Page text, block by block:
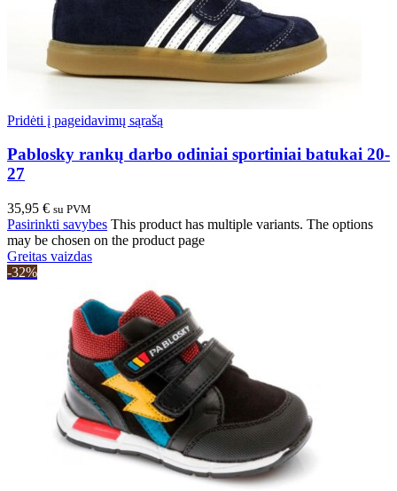
Pridėti į pageidavimų sąrašą
Pablosky rankų darbo odiniai sportiniai batukai 20-
27
35,95 € su PVM
Pasirinkti savybes This product has multiple variants. The options
may be chosen on the product page
Greitas vaizdas
-32%